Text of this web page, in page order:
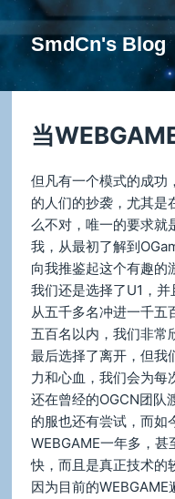
SmdCn's Blog
当
但凡有一个模式的成功
的人们的抄袭，尤其是
么不对，唯一的要求就
我，从最初了解到
向我推鉴起这个有趣的
我们还是选择了U1，
从五千多名冲进一千五
五百名以内，我们非常
最后选择了离开，但我
力和心血，我们会为每
还在曾经的OGCN团队
的服也还有尝试，而如
WEBGAME一年多，
快，而且是真正技术的
因为目前的WEBGAME